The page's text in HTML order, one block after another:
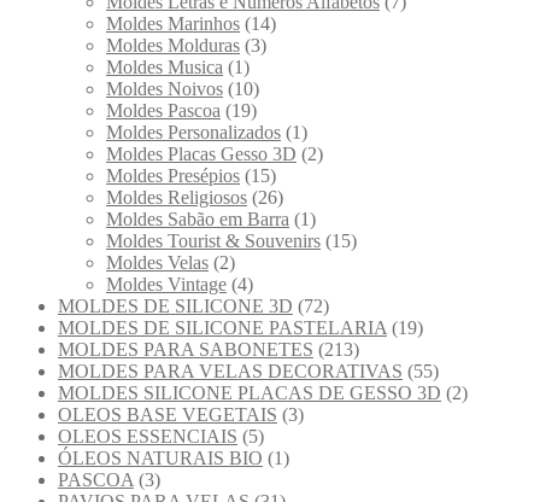
Moldes Marinhos (14)
Moldes Molduras (3)
Moldes Musica (1)
Moldes Noivos (10)
Moldes Pascoa (19)
Moldes Personalizados (1)
Moldes Placas Gesso 3D (2)
Moldes Presépios (15)
Moldes Religiosos (26)
Moldes Sabão em Barra (1)
Moldes Tourist & Souvenirs (15)
Moldes Velas (2)
Moldes Vintage (4)
MOLDES DE SILICONE 3D (72)
MOLDES DE SILICONE PASTELARIA (19)
MOLDES PARA SABONETES (213)
MOLDES PARA VELAS DECORATIVAS (55)
MOLDES SILICONE PLACAS DE GESSO 3D (2)
OLEOS BASE VEGETAIS (3)
OLEOS ESSENCIAIS (5)
ÓLEOS NATURAIS BIO (1)
PASCOA (3)